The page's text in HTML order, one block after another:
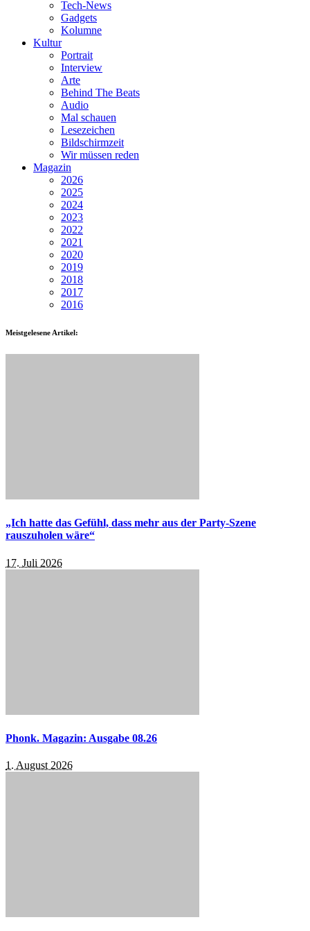
Tech-News
Gadgets
Kolumne
Kultur
Portrait
Interview
Arte
Behind The Beats
Audio
Mal schauen
Lesezeichen
Bildschirmzeit
Wir müssen reden
Magazin
2026
2025
2024
2023
2022
2021
2020
2019
2018
2017
2016
Meistgelesene Artikel:
„Ich hatte das Gefühl, dass mehr aus der Party-Szene
rauszuholen wäre“
17. Juli 2026
Phonk. Magazin: Ausgabe 08.26
1. August 2026